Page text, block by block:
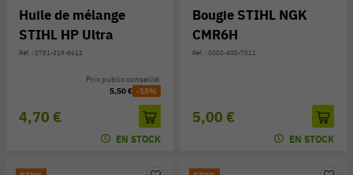
Huile de mélange
STIHL HP Ultra
Réf. : 0781-319-8612
4,70 €
Prix public conseillé:
5,50 € -15%
EN STOCK
Bougie STIHL NGK
CMR6H
Réf. : 0000-400-7011
5,00 €
EN STOCK